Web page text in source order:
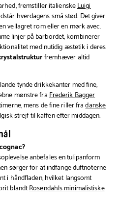
fremstiller italienskeLuigi
hverdagens små stød. Det giver
vellagret rom eller en mørk avec.
linjer på barbordet, kombinerer
med nutidig æstetik i deres
fremhæver altid
tynde drikkekanter med fine,
mønstre fraFrederik Bagger
mens de fine riller fradanske
strejf til kaffen efter middagen.
anbefales en tulipanform
sørger for at indfange duftnoterne
i håndfladen, hvilket langsomt
blandtRosendahls minimalistiske